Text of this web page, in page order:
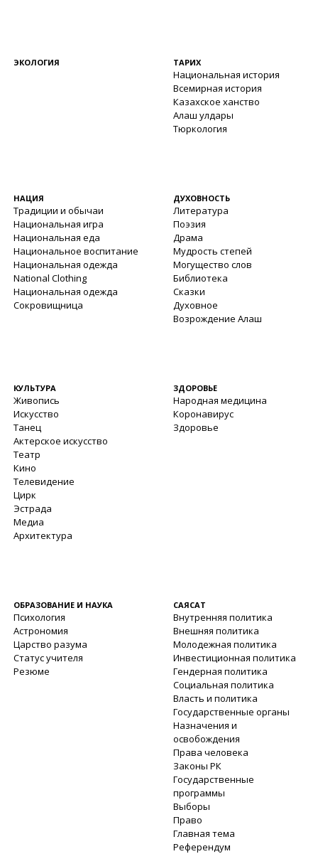
ЭКОЛОГИЯ ТАРИХ
Национальная история
Всемирная история
Казахское ханство
Алаш улдары
Тюркология
НАЦИЯ
Традиции и обычаи
Национальная игра
Национальная еда
Национальное воспитание
Национальная одежда
National Clothing
Национальная одежда
Сокровищница
ДУХОВНОСТЬ
Литература
Поэзия
Драма
Мудрость степей
Могущество слов
Библиотека
Сказки
Духовное
Возрождение Алаш
КУЛЬТУРА
Живопись
Искусство
Танец
Актерское искусство
Театр
Кино
Телевидение
Цирк
Эстрада
Медиа
Архитектура
ЗДОРОВЬЕ
Народная медицина
Коронавирус
Здоровье
ОБРАЗОВАНИЕ И НАУКА
Психология
Астрономия
Царство разума
Статус учителя
Резюме
САЯСАТ
Внутренняя политика
Внешняя политика
Молодежная политика
Инвестиционная политика
Гендерная политика
Социальная политика
Власть и политика
Государственные органы
Назначения и
освобождения
Права человека
Законы РК
Государственные
программы
Выборы
Право
Главная тема
Референдум